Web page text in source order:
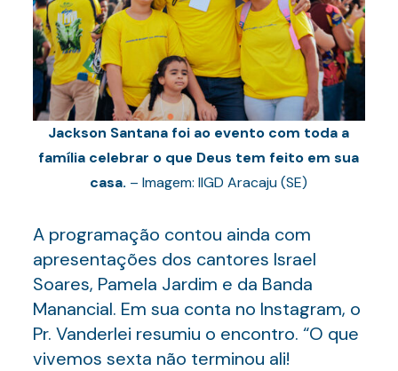
Jackson Santana foi ao evento com toda a
família celebrar o que Deus tem feito em sua
casa. – Imagem: IIGD Aracaju (SE)
A programação contou ainda com
apresentações dos cantores Israel
Soares, Pamela Jardim e da Banda
Manancial. Em sua conta no Instagram, o
Pr. Vanderlei resumiu o encontro. “O que
vivemos sexta não terminou ali!